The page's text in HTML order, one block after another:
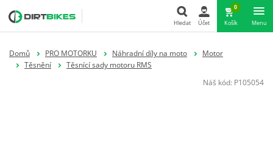
Hledat Účet
0
Košík Menu
Domů PRO MOTORKU Náhradní díly na moto
Motor
Těsnění
Těsnící sady motoru RMS
Náš kód: P105054